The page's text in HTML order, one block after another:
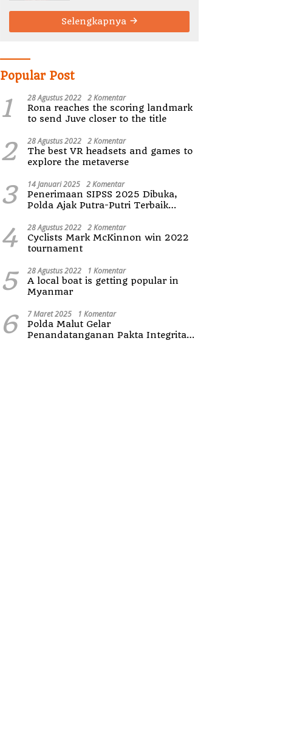
Selengkapnya
Popular Post
1 28 Agustus 2022 2 Komentar
Rona reaches the scoring landmark
to send Juve closer to the title
2 28 Agustus 2022 2 Komentar
The best VR headsets and games to
explore the metaverse
3 14 Januari 2025 2 Komentar
Penerimaan SIPSS 2025 Dibuka,
Polda Ajak Putra-Putri Terbaik
4 28 Agustus 2022 2 Komentar
Cyclists Mark McKinnon win 2022
tournament
5 28 Agustus 2022 1 Komentar
A local boat is getting popular in
Myanmar
6 7 Maret 2025 1 Komentar
Polda Malut Gelar
Penandatanganan Pakta Integritas